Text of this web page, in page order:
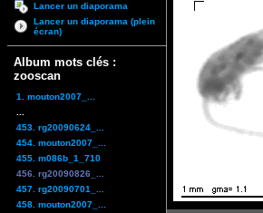
Lancer un diaporama
Lancer un diaporama (plein
écran)
Album mots clés :
zooscan
1. mouton2007_...
453. rg20090624_...
454. mouton2007_...
455. m086b_1_710
456. rg20090826_...
457. rg20090701_...
458. mouton2007_...